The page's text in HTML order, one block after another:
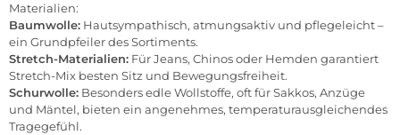
Materialien:
Baumwolle: Hautsympathisch, atmungsaktiv und pflegeleicht –
ein Grundpfeiler des Sortiments.
Stretch-Materialien: Für Jeans, Chinos oder Hemden garantiert
Stretch-Mix besten Sitz und Bewegungsfreiheit.
Schurwolle: Besonders edle Wollstoffe, oft für Sakkos, Anzüge
und Mäntel, bieten ein angenehmes, temperaturausgleichendes
Tragegefühl.